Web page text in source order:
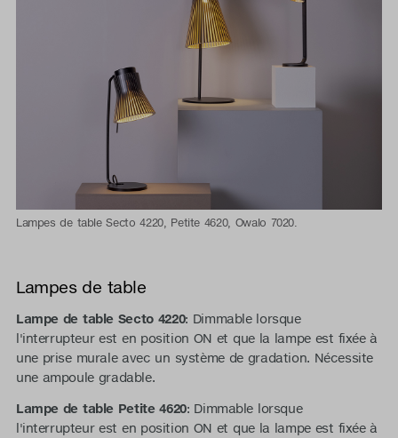
Lampes de table Secto 4220, Petite 4620, Owalo 7020.
Lampes de table
Lampe de table Secto 4220: Dimmable lorsque
l'interrupteur est en position ON et que la lampe est fixée à
une prise murale avec un système de gradation. Nécessite
une ampoule gradable.
Lampe de table Petite 4620: Dimmable lorsque
l'interrupteur est en position ON et que la lampe est fixée à